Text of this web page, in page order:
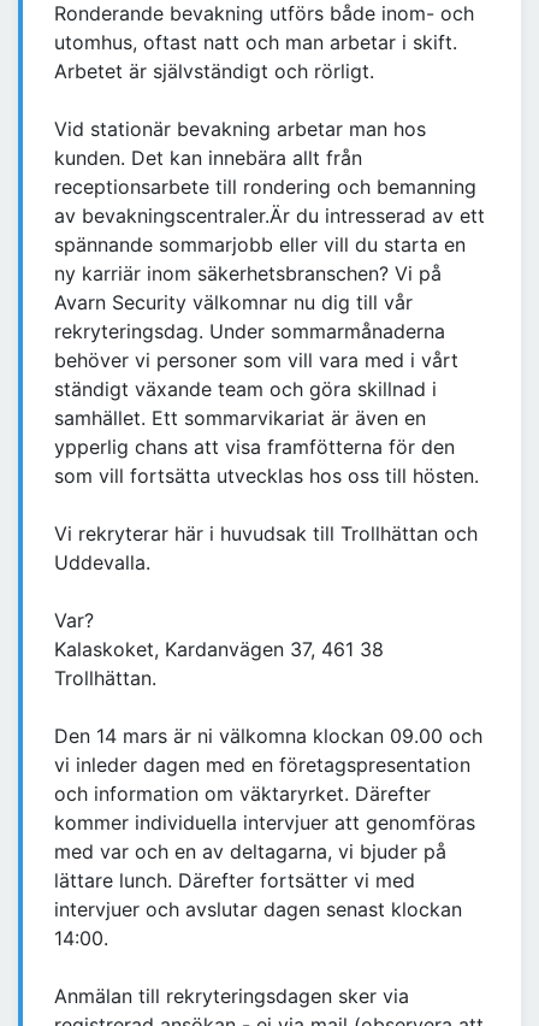
Ronderande bevakning utförs både inom- och
utomhus, oftast natt och man arbetar i skift.
Arbetet är självständigt och rörligt.
Vid stationär bevakning arbetar man hos
kunden. Det kan innebära allt från
receptionsarbete till rondering och bemanning
av bevakningscentraler.Är du intresserad av ett
spännande sommarjobb eller vill du starta en
ny karriär inom säkerhetsbranschen? Vi på
Avarn Security välkomnar nu dig till vår
rekryteringsdag. Under sommarmånaderna
behöver vi personer som vill vara med i vårt
ständigt växande team och göra skillnad i
samhället. Ett sommarvikariat är även en
ypperlig chans att visa framfötterna för den
som vill fortsätta utvecklas hos oss till hösten.
Vi rekryterar här i huvudsak till Trollhättan och
Uddevalla.
Var?
Kalaskoket, Kardanvägen 37, 461 38
Trollhättan.
Den 14 mars är ni välkomna klockan 09.00 och
vi inleder dagen med en företagspresentation
och information om väktaryrket. Därefter
kommer individuella intervjuer att genomföras
med var och en av deltagarna, vi bjuder på
lättare lunch. Därefter fortsätter vi med
intervjuer och avslutar dagen senast klockan
14:00.
Anmälan till rekryteringsdagen sker via